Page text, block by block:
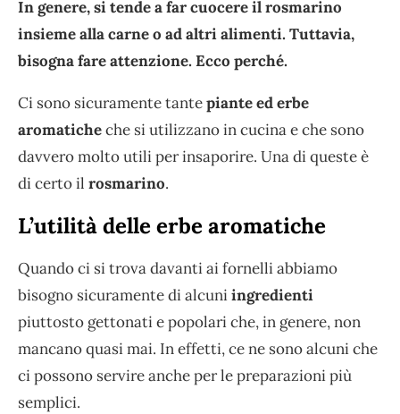
In genere, si tende a far cuocere il rosmarino
insieme alla carne o ad altri alimenti. Tuttavia,
bisogna fare attenzione. Ecco perché.
Ci sono sicuramente tantepiante ed erbe
aromaticheche si utilizzano in cucina e che sono
davvero molto utili per insaporire. Una di queste è
di certo il rosmarino.
L’utilità delle erbe aromatiche
Quando ci si trova davanti ai fornelli abbiamo
bisogno sicuramente di alcuniingredienti
piuttosto gettonati e popolari che, in genere, non
mancano quasi mai. In effetti, ce ne sono alcuni che
ci possono servire anche per le preparazioni più
semplici.